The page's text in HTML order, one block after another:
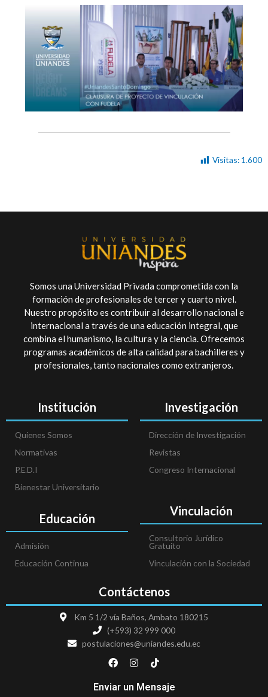
Visitas: 1.600
Somos una Universidad Privada comprometida con la
formación de profesionales de tercer y cuarto nivel.
Nuestro propósito es contribuir al desarrollo nacional e
internacional a través de una educación integral, que
combina el humanismo, la cultura y la ciencia. Ofrecemos
programas académicos de alta calidad para bachilleres y
profesionales, tanto nacionales como extranjeros.
Institución
Quienes Somos
Normativas
P.E.D.I
Bienestar Universitario
Educación
Admisión
Educación Continua
Investigación
Dirección de Investigación
Revistas
Congreso Internacional
Vinculación
Consultorio Jurídico
Gratuito
Vinculación con la Sociedad
Contáctenos
Km 5 1/2 vía Baños, Ambato 180215
(+593) 32 999 000
postulaciones@uniandes.edu.ec
F
a
e
I
n
t
T
i
t
Enviar un Mensaje